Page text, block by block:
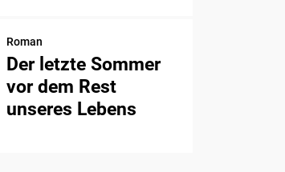
Roman
Der letzte Sommer
vor dem Rest
unseres Lebens